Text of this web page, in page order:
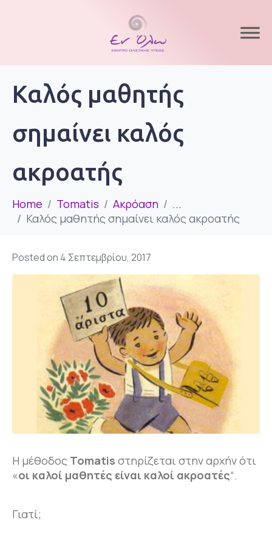
Καλός μαθητής
σημαίνει καλός
ακροατής
Home Tomatis Ακρόαση
...
Καλός μαθητής σημαίνει καλός ακροατής
Posted on 4 Σεπτεμβρίου, 2017
Η μέθοδος Tomatis στηρίζεται στην αρχήν ότι
«οι καλοί μαθητές είναι καλοί ακροατές“.
Γιατί;